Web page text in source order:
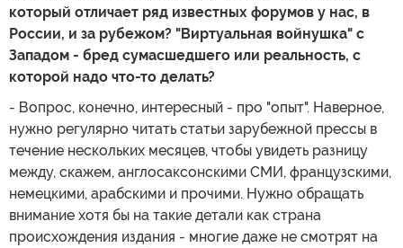
который отличает ряд известных форумов у нас, в
России, и за рубежом? "Виртуальная войнушка" с
Западом - бред сумасшедшего или реальность, с
которой надо что-то делать?
- Вопрос, конечно, интересный - про "опыт". Наверное,
нужно регулярно читать статьи зарубежной прессы в
течение нескольких месяцев, чтобы увидеть разницу
между, скажем, англосаксонскими СМИ, французскими,
немецкими, арабскими и прочими. Нужно обращать
внимание хотя бы на такие детали как страна
происхождения издания - многие даже не смотрят на